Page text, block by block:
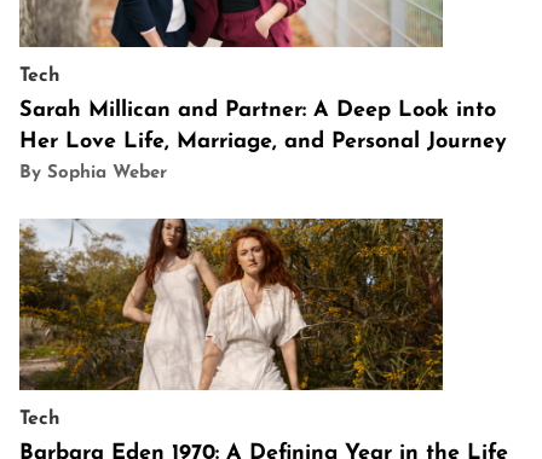
Tech
Sarah Millican and Partner: A Deep Look into
Her Love Life, Marriage, and Personal Journey
By Sophia Weber
Tech
Barbara Eden 1970: A Defining Year in the Life